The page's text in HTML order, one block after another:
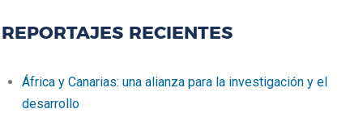
REPORTAJES RECIENTES
África y Canarias: una alianza para la investigación y el
desarrollo